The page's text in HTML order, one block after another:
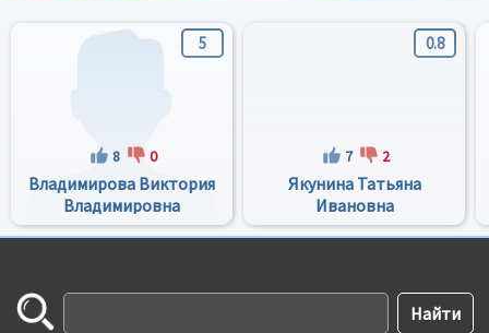
5
8 0
Владимирова Виктория
Владимировна
0.8
7 2
Якунина Татьяна
Ивановна